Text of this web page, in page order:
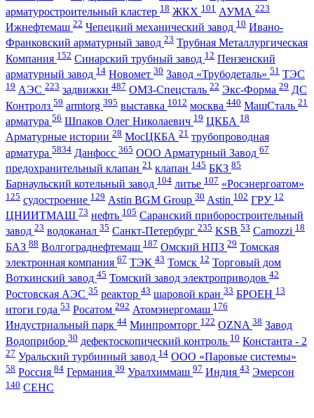
арматуростроительный кластер 18 ЖКХ 101 АУМА 223
Ижнефтемаш 22 Чепецкий механический завод 10 Ивано-
Франковский арматурный завод 23 Трубная Металлургическая
Компания 152 Синарский трубный завод 12 Пензенский
арматурный завод 14 Новомет 30 Завод «Трубодеталь» 51 ТЭС
19 АЭС 223 задвижки 487 ОМЗ-Спецсталь 22 Экс-Форма 29 ДС
Контролз 59 armtorg 395 выставка 1012 москва 440 МашСталь 21
арматура 56 Шпаков Олег Николаевич 19 ЦКБА 18
Арматурные истории 28 МосЦКБА 21 трубопроводная
арматура 5834 Данфосс 365 ООО Арматурный Завод 67
предохранительный клапан 21 клапан 145 БКЗ 85
Барнаульский котельный завод 104 литье 107 «Росэнергоатом»
125 судостроение 129 Astin BGM Group 30 Astin 102 ГРУ 12
ЦНИИТМАШ 73 нефть 105 Саранский приборостроительный
завод 23 водоканал 35 Санкт-Петербург 235 KSB 53 Camozzi 18
БАЗ 88 Волгограднефтемаш 187 Омский НПЗ 29 Томская
электронная компания 67 ТЭК 43 Томск 12 Торговый дом
Воткинский завод 45 Томский завод электроприводов 42
Ростовская АЭС 35 реактор 43 шаровой кран 33 БРОЕН 13
итоги года 53 Росатом 292 Атомэнергомаш 176
Индустриальный парк 44 Минпромторг 122 OZNA 38 Завод
Водоприбор 30 дефектоскопический контроль 10 Константа - 2
27 Уральский турбинный завод 14 ООО «Паровые системы»
58 Россия 84 Германия 39 Уралхиммаш 97 Индия 43 Эмерсон
140 СЕНС